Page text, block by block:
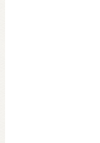
ミュー
おたの